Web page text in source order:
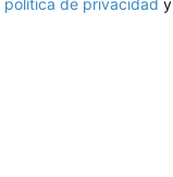
política de privacidad y